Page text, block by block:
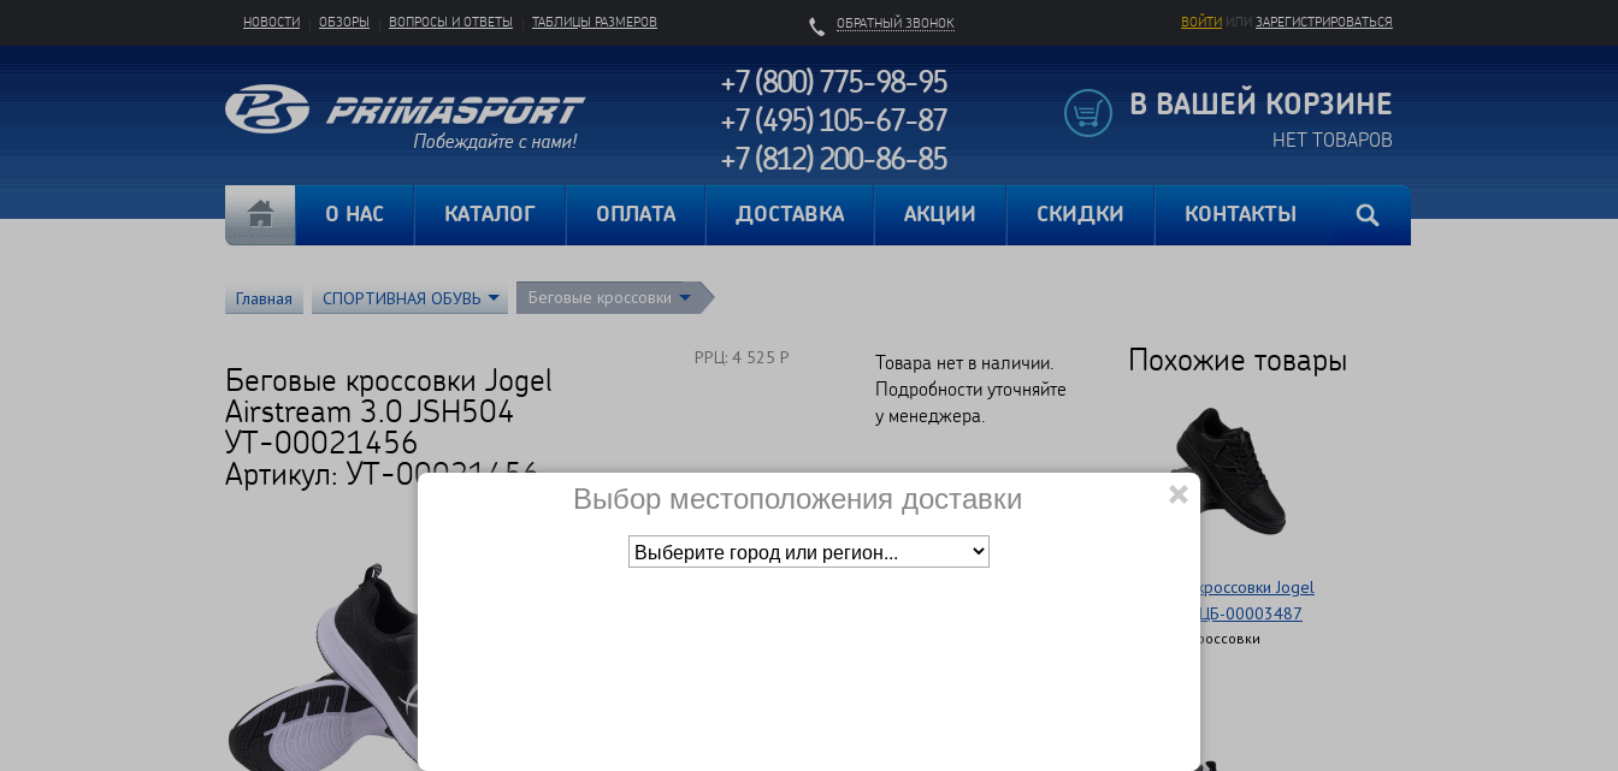
ОБРАТНЫЙ ЗВОНОК ВОЙТИ ИЛИ ЗАРЕГИСТРИРОВАТЬСЯ
НОВОСТИ ОБЗОРЫ ВОПРОСЫ И ОТВЕТЫ ТАБЛИЦЫ РАЗМЕРОВ
+7 (800) 775-98-95
+7 (495) 105-67-87
+7 (812) 200-86-85
В ВАШЕЙ КОРЗИНЕ
НЕТ ТОВАРОВ
О НАС КАТАЛОГ ОПЛАТА ДОСТАВКА АКЦИИ СКИДКИ КОНТАКТЫ
Главная СПОРТИВНАЯ ОБУВЬ Беговые кроссовки
Беговые кроссовки Jogel
Airstream 3.0 JSH504
УТ-00021456
Артикул: УТ-00021456
РРЦ: 4 525 Р
Товара нет в наличии.
Подробности уточняйте
у менеджера.
Сравнить Нет в наличии
Основное о товаре
Похожие товары
Беговые кроссовки Jogel
Freedom ЦБ-00003487
Беговые кроссовки
Выбор местоположения доставки